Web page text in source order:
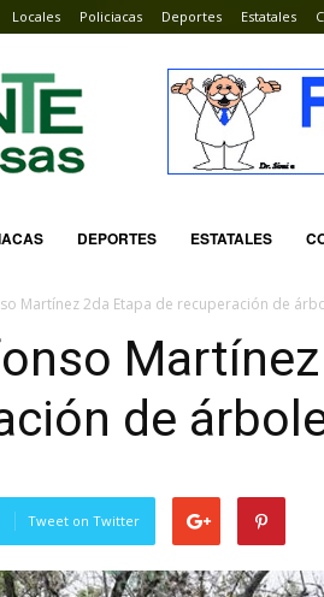
Locales Policiacas Deportes Estatales
DEPORTES ESTATALES
Martínez 2da Etapa de recuperación de
de
Tweet on Twitter